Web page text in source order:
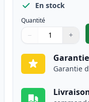
En stock
Quantité
Quantité
Utilisez les
− +
Quantité
Garantie